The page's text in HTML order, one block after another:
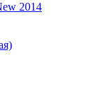
2014